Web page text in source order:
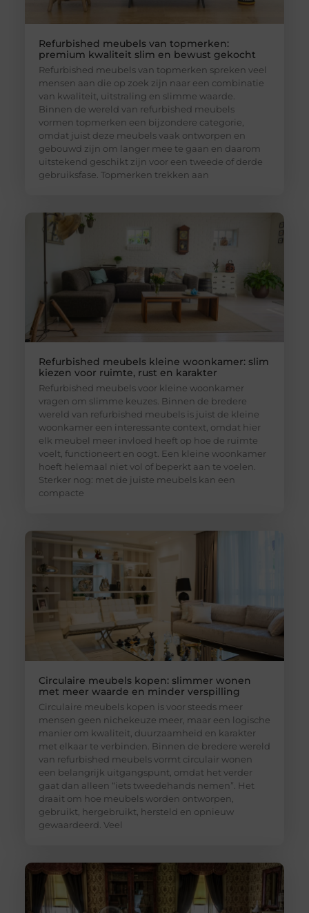
Refurbished meubels van topmerken:
premium kwaliteit slim en bewust gekocht
Refurbished meubels van topmerken spreken veel
mensen aan die op zoek zijn naar een combinatie
van kwaliteit, uitstraling en slimme waarde.
Binnen de wereld van refurbished meubels
vormen topmerken een bijzondere categorie,
omdat juist deze meubels vaak ontworpen en
gebouwd zijn om langer mee te gaan en daarom
uitstekend geschikt zijn voor een tweede of derde
gebruiksfase. Topmerken trekken aan
Refurbished meubels kleine woonkamer: slim
kiezen voor ruimte, rust en karakter
Refurbished meubels voor kleine woonkamer
vragen om slimme keuzes. Binnen de bredere
wereld van refurbished meubels is juist de kleine
woonkamer een interessante context, omdat hier
elk meubel meer invloed heeft op hoe de ruimte
voelt, functioneert en oogt. Een kleine woonkamer
hoeft helemaal niet vol of beperkt aan te voelen.
Sterker nog: met de juiste meubels kan een
compacte
Circulaire meubels kopen: slimmer wonen
met meer waarde en minder verspilling
Circulaire meubels kopen is voor steeds meer
mensen geen nichekeuze meer, maar een logische
manier om kwaliteit, duurzaamheid en karakter
met elkaar te verbinden. Binnen de bredere wereld
van refurbished meubels vormt circulair wonen
een belangrijk uitgangspunt, omdat het verder
gaat dan alleen “iets tweedehands nemen”. Het
draait om hoe meubels worden ontworpen,
gebruikt, hergebruikt, hersteld en opnieuw
gewaardeerd. Veel